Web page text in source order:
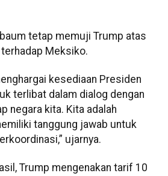
tetap memuji Trump atas
Meksiko.
kesediaan Presiden
terlibat dalam dialog dengan
negara kita. Kita adalah
tanggung jawab untuk
ujarnya.
Trump mengenakan tarif 10